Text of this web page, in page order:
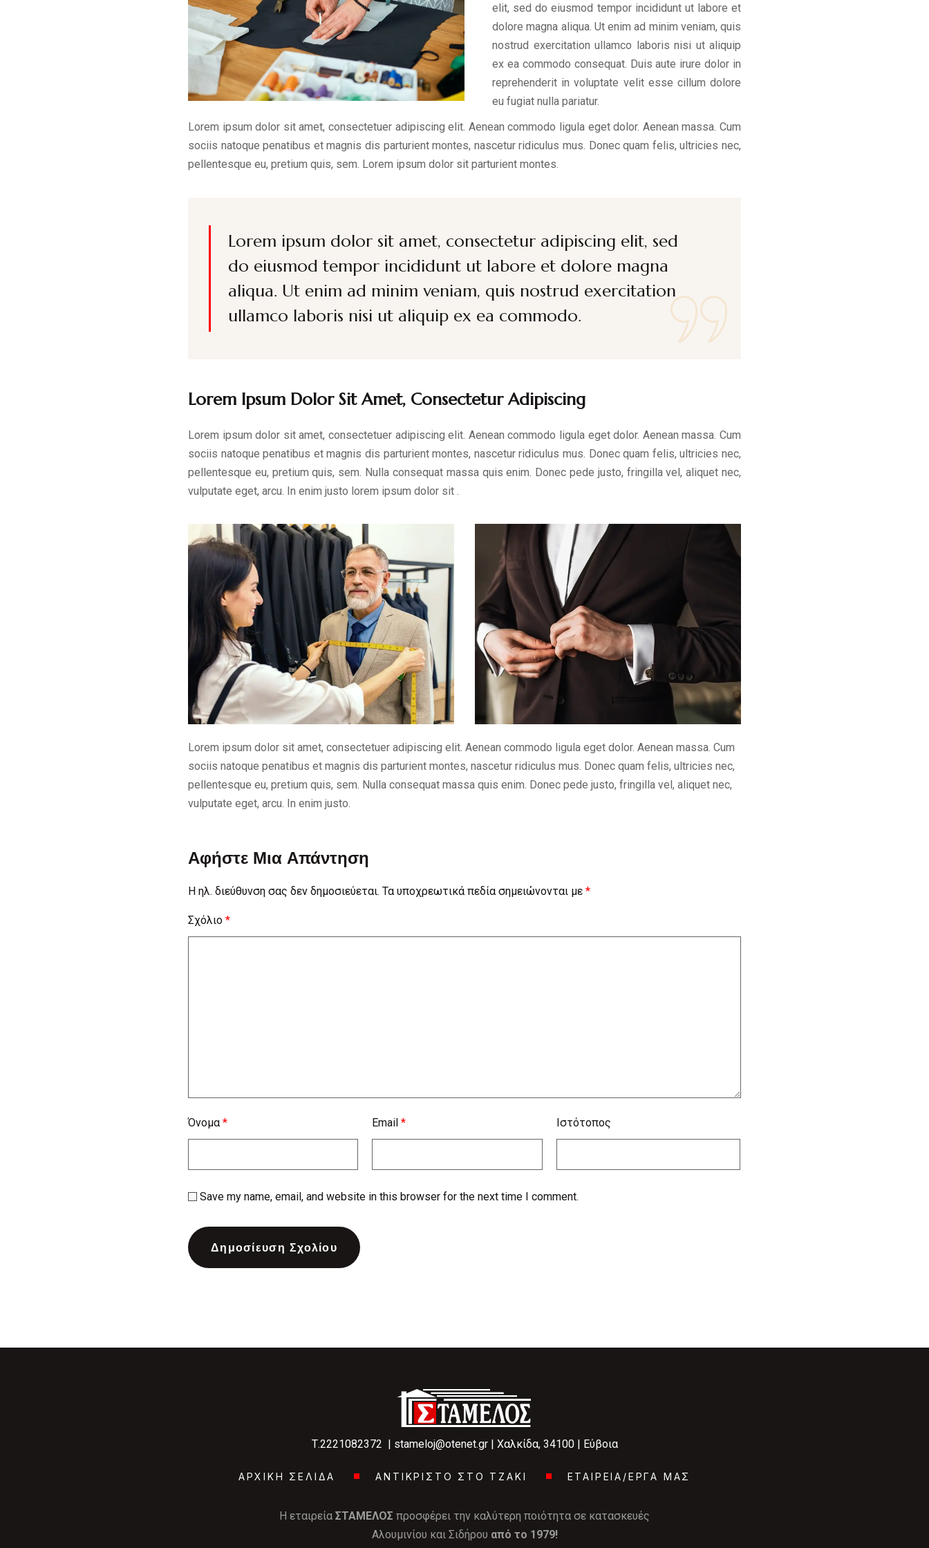
elit, sed do eiusmod tempor incididunt ut labore et
dolore magna aliqua. Ut enim ad minim veniam, quis
nostrud exercitation ullamco laboris nisi ut aliquip
ex ea commodo consequat. Duis aute irure dolor in
reprehenderit in voluptate velit esse cillum dolore
eu fugiat nulla pariatur.
Lorem ipsum dolor sit amet, consectetuer adipiscing elit. Aenean commodo ligula eget dolor. Aenean massa. Cum
sociis natoque penatibus et magnis dis parturient montes, nascetur ridiculus mus. Donec quam felis, ultricies nec,
pellentesque eu, pretium quis, sem. Lorem ipsum dolor sit parturient montes.
Lorem ipsum dolor sit amet, consectetur adipiscing elit, sed
do eiusmod tempor incididunt ut labore et dolore magna
aliqua. Ut enim ad minim veniam, quis nostrud exercitation
ullamco laboris nisi ut aliquip ex ea commodo.
Lorem Ipsum Dolor Sit Amet, Consectetur Adipiscing
Lorem ipsum dolor sit amet, consectetuer adipiscing elit. Aenean commodo ligula eget dolor. Aenean massa. Cum
sociis natoque penatibus et magnis dis parturient montes, nascetur ridiculus mus. Donec quam felis, ultricies nec,
pellentesque eu, pretium quis, sem. Nulla consequat massa quis enim. Donec pede justo, fringilla vel, aliquet nec,
vulputate eget, arcu. In enim justo lorem ipsum dolor sit .
Lorem ipsum dolor sit amet, consectetuer adipiscing elit. Aenean commodo ligula eget dolor. Aenean massa. Cum
sociis natoque penatibus et magnis dis parturient montes, nascetur ridiculus mus. Donec quam felis, ultricies nec,
pellentesque eu, pretium quis, sem. Nulla consequat massa quis enim. Donec pede justo, fringilla vel, aliquet nec,
vulputate eget, arcu. In enim justo.
Αφήστε Μια Απάντηση
Η ηλ. διεύθυνση σας δεν δημοσιεύεται. Τα υποχρεωτικά πεδία σημειώνονται με *
Σχόλιο *
Όνομα * Email* Ιστότοπος
Save my name, email, and website in this browser for the next time I comment.
Τ.2221082372 | stameloj@otenet.gr| Χαλκίδα, 34100 | Εύβοια
ΑΡΧΙΚΗ ΣΕΛΙΔΑ ΑΝΤΙΚΡΙΣΤΟ ΣΤΟ ΤΖΑΚΙ ΕΤΑΙΡΕΙΑ/ΕΡΓΑ ΜΑΣ
Η εταιρεία ΣΤΑΜΕΛΟΣ προσφέρει την καλύτερη ποιότητα σε κατασκευές
Αλουμινίου και Σιδήρου από το 1979!